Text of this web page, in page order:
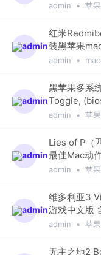
admin • 苹
红米
装黑苹果
admin •
黑苹果多系
Toggle,
admin • 苹
Lies of P（
最佳Mac动
admin • 苹
维多利亚3
游戏中文版
admin • 苹
无主之地2